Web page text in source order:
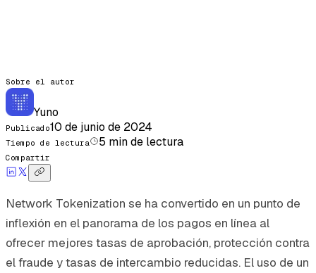
Sobre el autor
Yuno
Publicado10 de junio de 2024
Tiempo de lectura 5 min de lectura
Compartir
Network Tokenization se ha convertido en un punto de
inflexión en el panorama de los pagos en línea al
ofrecer mejores tasas de aprobación, protección contra
el fraude y tasas de intercambio reducidas. El uso de un